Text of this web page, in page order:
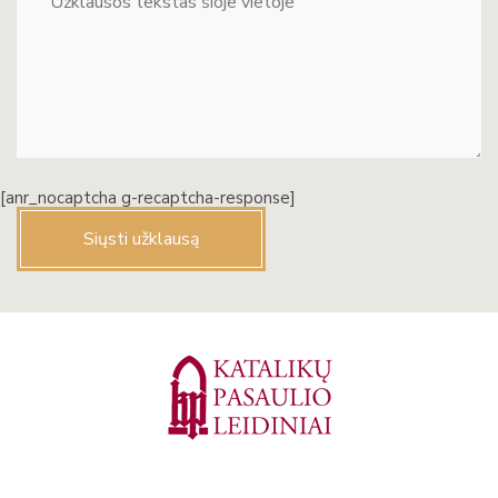
[anr_nocaptcha g-recaptcha-response]